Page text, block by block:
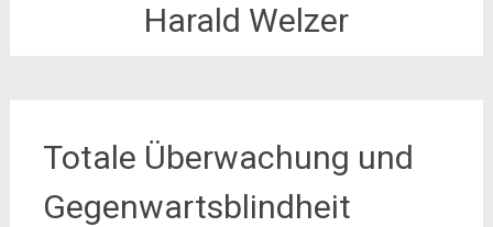
Harald Welzer
Totale Überwachung und
Gegenwartsblindheit